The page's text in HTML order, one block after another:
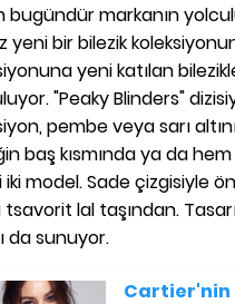
bugündür markanın
yeni bir bilezik
yeni katılan
"Peaky Blinders"
pembe veya sarı
baş kısmında ya da
iki model. Sade çizgisiyle
lal taşından.
da sunuyor.
Cartier'nin